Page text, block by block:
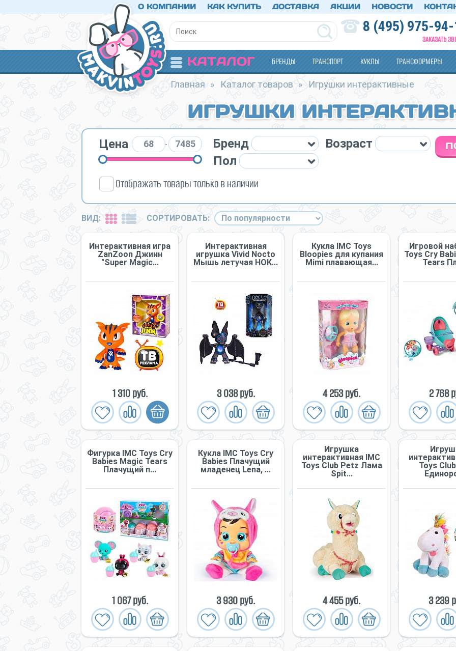
О КОМПАНИИ КАК КУПИТЬ ДОСТАВКА АКЦИИ НОВОСТИ
8 (495) 975-
ЗАКАЗАТЬ
КАТАЛОГ БРЕНДЫ ТРАНСПОРТ КУКЛЫ ТРАНСФОРМЕРЫ
Главная » Каталог товаров » Игрушки интерактивные
ИГРУШКИ
Цена - Бренд
Возраст
Пол
Отображать товары только в наличии
ВИД: СОРТИРОВАТЬ:
Интерактивная игра
ZanZoon Джинн
"Super Magic...
1 310 руб.
Интерактивная
игрушка Vivid Nocto
Мышь летучая НОК...
3 038 руб.
Кукла IMC Toys
Bloopies для купания
Mimi плавающая...
4 253 руб.
Игровой
Toys Cry
Tears
2 768
Фигурка IMC Toys Cry
Babies Magic Tears
Плачущий п...
1 067 руб.
Кукла IMC Toys Cry
Babies Плачущий
младенец Lena, ...
3 930 руб.
Игрушка
интерактивная IMC
Toys Club Petz Лама
Spit...
4 455 руб.
Toys
3 239